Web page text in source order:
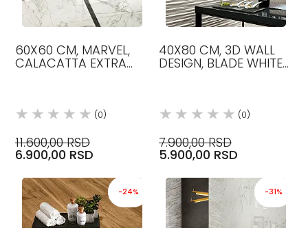
60X60 CM, MARVEL,
CALACATTA EXTRA
(0)
11.600,00 RSD
6.900,00 RSD
40X80 CM, 3D WALL
DESIGN, BLADE WHITE
(0)
7.900,00 RSD
5.900,00 RSD
-24% -31%